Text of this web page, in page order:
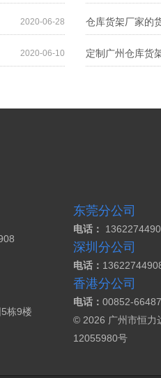
2020-06-28
2020-06-10
栋9楼
东莞分公司
电话：
深圳分公司
电话：
香港分公司
电话：00852-
© 2026 广州市恒力
12055980号